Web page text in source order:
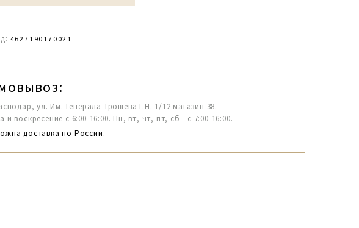
4627190170021
ул. Им. Генерала Трошева Г.Н. 1/12 магазин 38.
и воскресение с 6:00-16:00. Пн, вт, чт, пт, сб - с 7:00-16:00.
доставка по России.